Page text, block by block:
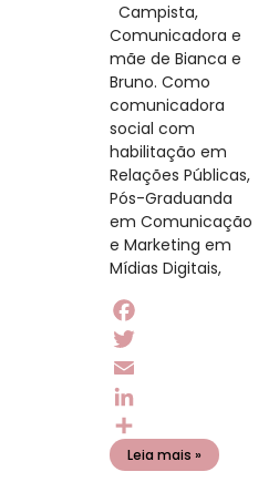
​ Campista,
Comunicadora e
mãe de Bianca e
Bruno. Como
comunicadora
social com
habilitação em
Relações Públicas,
Pós-Graduanda
em Comunicação
e Marketing em
Mídias Digitais,
Facebook
Twitter
Email
LinkedIn
Share
Leia mais »